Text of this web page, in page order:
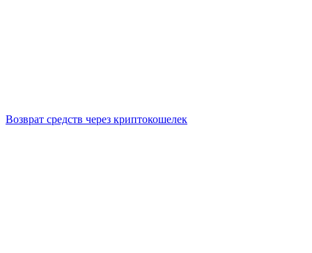
Возврат средств через криптокошелек